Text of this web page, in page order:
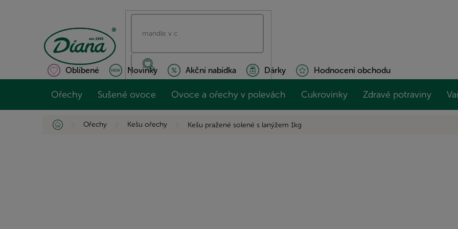
Oblíbené Novinky Akční nabídka Dárky Hodnocení obchodu
Ořechy Sušené ovoce Ovoce a ořechy v polevách Cukrovinky Zdravé potraviny
Domů Ořechy Kešu ořechy Kešu pražené solené s lanýžem 1kg